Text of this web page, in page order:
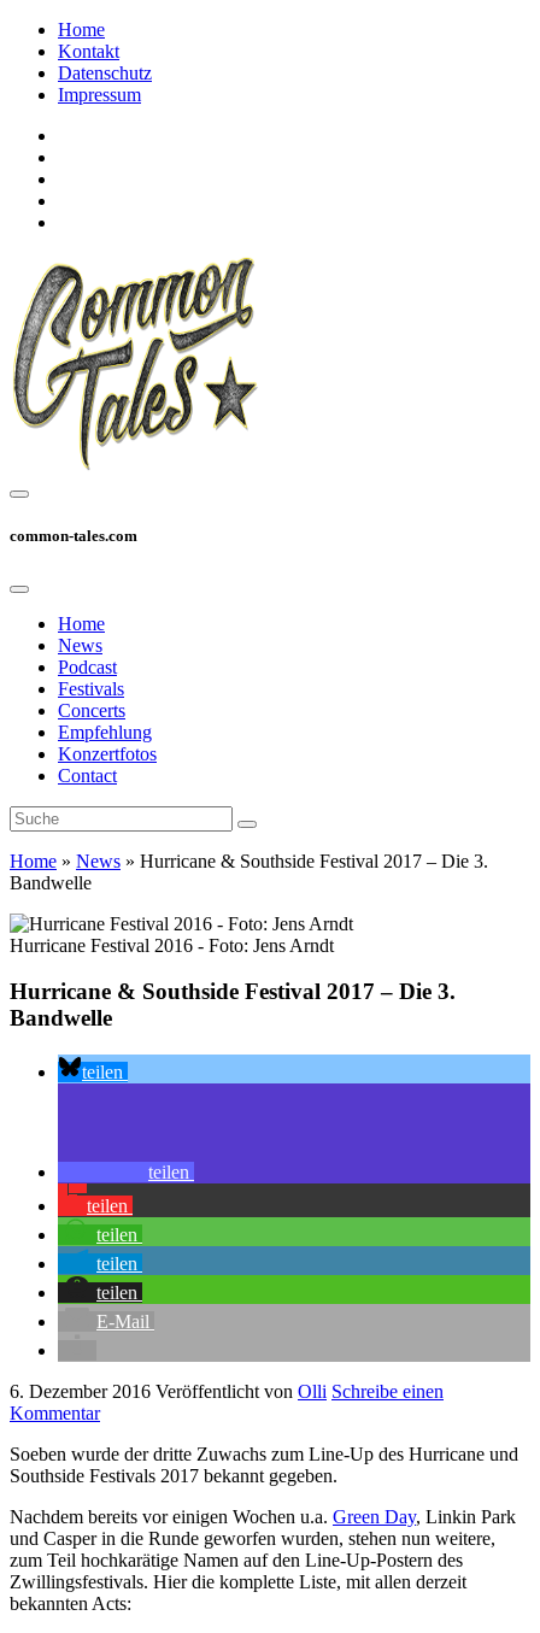
Home
Kontakt
Datenschutz
Impressum
common-tales.com
Home
News
Podcast
Festivals
Concerts
Empfehlung
Konzertfotos
Contact
Home » News » Hurricane & Southside Festival 2017 – Die 3.
Bandwelle
Hurricane Festival 2016 - Foto: Jens Arndt
Hurricane & Southside Festival 2017 – Die 3.
Bandwelle
teilen
teilen
teilen
teilen
teilen
teilen
E-Mail
6. Dezember 2016 Veröffentlicht von Olli Schreibe einen
Kommentar
Soeben wurde der dritte Zuwachs zum Line-Up des Hurricane und
Southside Festivals 2017 bekannt gegeben.
Nachdem bereits vor einigen Wochen u.a. Green Day, Linkin Park
und Casper in die Runde geworfen wurden, stehen nun weitere,
zum Teil hochkarätige Namen auf den Line-Up-Postern des
Zwillingsfestivals. Hier die komplette Liste, mit allen derzeit
bekannten Acts: